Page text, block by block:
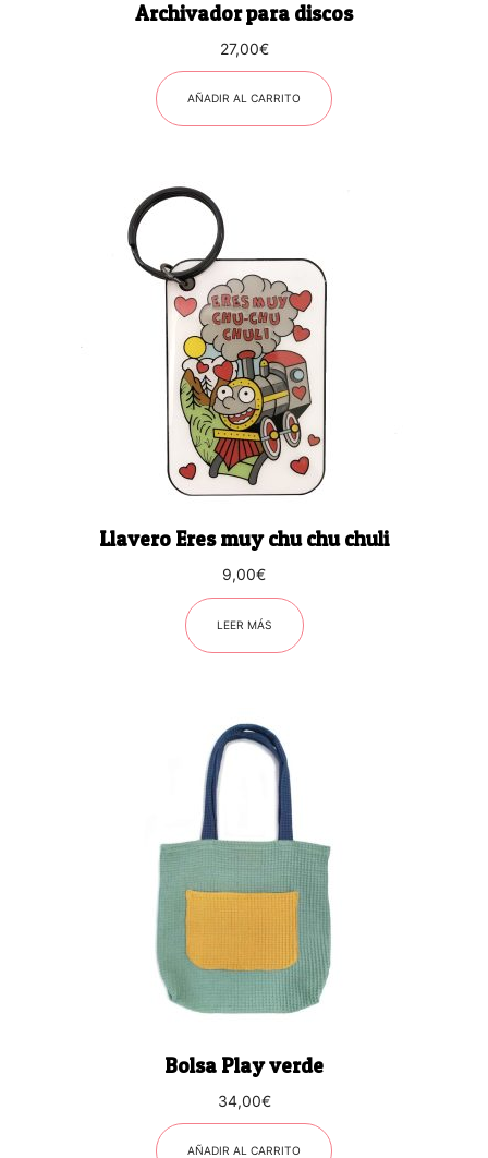
Archivador para discos
27,00€
AÑADIR AL CARRITO
Llavero Eres muy chu chu chuli
9,00€
LEER MÁS
Bolsa Play verde
34,00€
AÑADIR AL CARRITO